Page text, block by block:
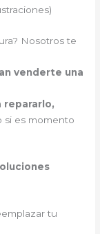
Nosotros te
venderte una
repararlo,
o si es momento
tu